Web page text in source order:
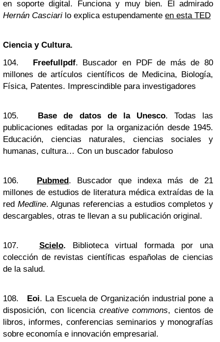
en soporte digital. Funciona y muy bien. El admirado
Hernán Casciari lo explica estupendamente en esta TED
Ciencia y Cultura.
104. Freefullpdf. Buscador en PDF de más de 80
millones de artículos científicos de Medicina, Biología,
Física, Patentes. Imprescindible para investigadores
105. Base de datos de la Unesco. Todas las
publicaciones editadas por la organización desde 1945.
Educación, ciencias naturales, ciencias sociales y
humanas, cultura… Con un buscador fabuloso
106. Pubmed. Buscador que indexa más de 21
millones de estudios de literatura médica extraídas de la
red Medline. Algunas referencias a estudios completos y
descargables, otras te llevan a su publicación original.
107. Scielo. Biblioteca virtual formada por una
colección de revistas científicas españolas de ciencias
de la salud.
108. Eoi. La Escuela de Organización industrial pone a
disposición, con licenciacreative commons, cientos de
libros, informes, conferencias seminarios y monografías
sobre economía e innovación empresarial.